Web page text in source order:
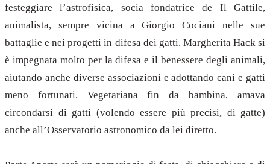
festeggiare l’astrofisica, socia fondatrice de Il Gattile,
animalista, sempre vicina a Giorgio Cociani nelle sue
battaglie e nei progetti in difesa dei gatti. Margherita Hack si
è impegnata molto per la difesa e il benessere degli animali,
aiutando anche diverse associazioni e adottando cani e gatti
meno fortunati. Vegetariana fin da bambina, amava
circondarsi di gatti (volendo essere più precisi, di gatte)
anche all’Osservatorio astronomico da lei diretto.